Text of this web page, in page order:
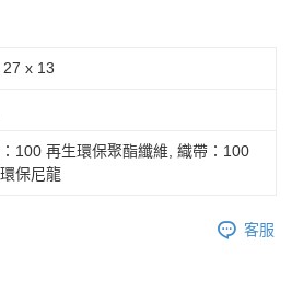
x 13
100 再生環保聚酯纖維, 織帶：100
保尼龍
客服